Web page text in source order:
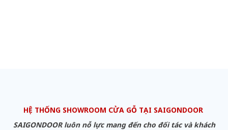
HỆ THỐNG SHOWROOM CỬA GỖ TẠI SAIGONDOOR
SAIGONDOOR luôn nỗ lực mang đến cho đối tác và khách